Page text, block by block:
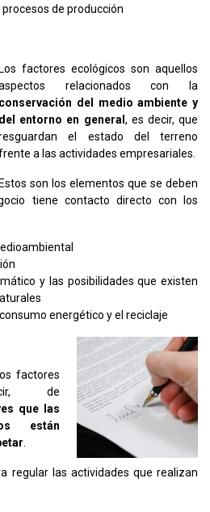
de producción
Los factores ecológicos son aquellos
relacionados con la
conservación del medio ambiente y
del entorno en general , es decir, que
el estado del terreno
a las actividades empresariales.
Estos son los elementos que se deben
tiene contacto directo con los
y las posibilidades que existen
energético y el reciclaje
factores
de
que las
están
.
regular las actividades que realizan